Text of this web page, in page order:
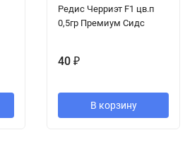
Редис Черриэт F1 цв.п
0,5гр Премиум Сидс
40 ₽
В корзину